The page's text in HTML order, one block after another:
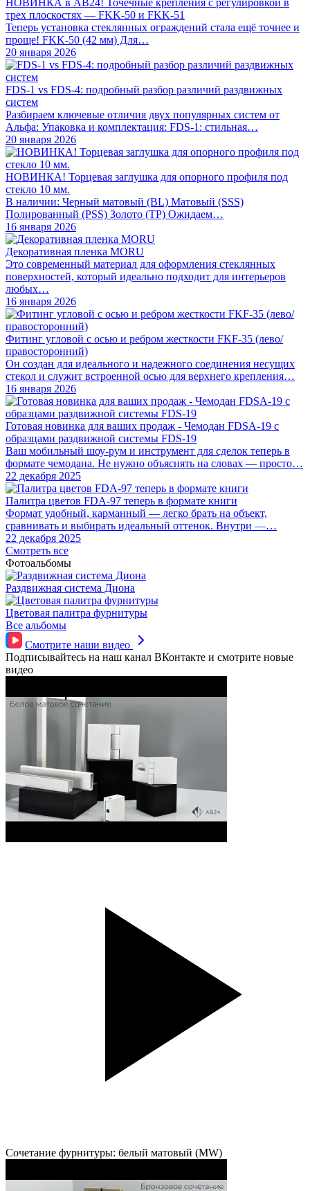
НОВИНКА в АВ24! Точечные крепления с регулировкой в
трех плоскостях — FKK-50 и FKK-51
Теперь установка стеклянных ограждений стала ещё точнее и
проще! FKK-50 (42 мм) Для…
20 января 2026
FDS-1 vs FDS-4: подробный разбор различий раздвижных
систем
Разбираем ключевые отличия двух популярных систем от
Альфа: Упаковка и комплектация: FDS-1: стильная…
20 января 2026
НОВИНКА! Торцевая заглушка для опорного профиля под
стекло 10 мм.
В наличии: Черный матовый (BL) Матовый (SSS)
Полированный (PSS) Золото (TP) Ожидаем…
16 января 2026
Декоративная пленка MORU
Это современный материал для оформления стеклянных
поверхностей, который идеально подходит для интерьеров
любых…
16 января 2026
Фитинг угловой с осью и ребром жесткости FKF-35 (лево/
правосторонний)
Он создан для идеального и надежного соединения несущих
стекол и служит встроенной осью для верхнего крепления…
16 января 2026
Готовая новинка для ваших продаж - Чемодан FDSA-19 с
образцами раздвижной системы FDS‑19
Ваш мобильный шоу-рум и инструмент для сделок теперь в
формате чемодана. Не нужно объяснять на словах — просто…
22 декабря 2025
Палитра цветов FDA-97 теперь в формате книги
Формат удобный, карманный — легко брать на объект,
сравнивать и выбирать идеальный оттенок. Внутри —…
22 декабря 2025
Смотреть все
Фотоальбомы
Раздвижная система Диона
Цветовая палитра фурнитуры
Все альбомы
Смотрите наши видео
Подписывайтесь на наш канал ВКонтакте и смотрите новые
видео
Сочетание фурнитуры: белый матовый (MW)